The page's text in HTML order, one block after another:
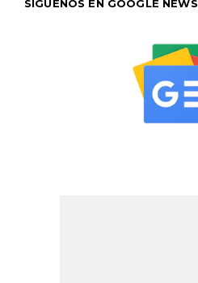
SÍGUENOS EN GOOGLE NEWS